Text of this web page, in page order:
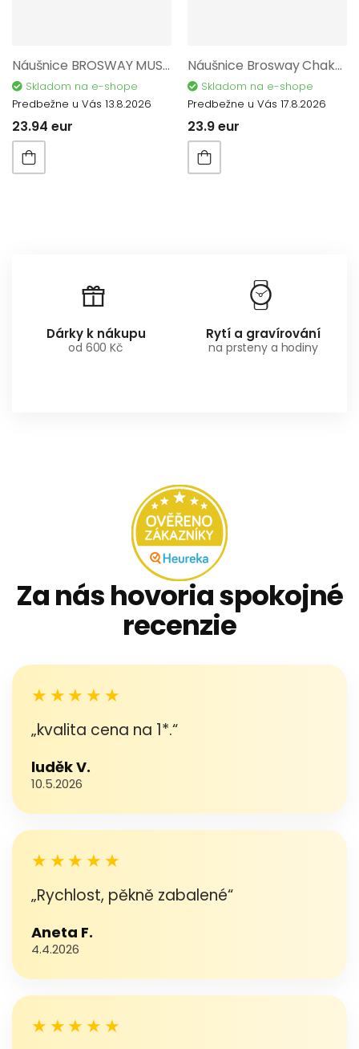
Náušnice BROSWAY MUSE BUE21
Skladom na e-shope
Predbežne u Vás 13.8.2026
23.94 eur
Náušnice Brosway Chakra BHKE039
Skladom na e-shope
Predbežne u Vás 17.8.2026
23.9 eur
Dárky k nákupu
od 600 Kč
Rytí a gravírování
na prsteny a hodiny
Za nás hovoria spokojné
recenzie
★★★★★
„kvalita cena na 1*.“
luděk V.
10.5.2026
★★★★★
„Rychlost, pěkně zabalené“
Aneta F.
4.4.2026
★★★★★